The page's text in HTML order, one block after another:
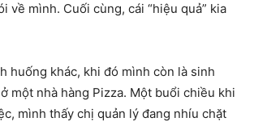
về mình. Cuối cùng, cái “hiệu quả” kia
huống khác, khi đó mình còn là sinh
một nhà hàng Pizza. Một buổi chiều khi
mình thấy chị quản lý đang nhíu chặt